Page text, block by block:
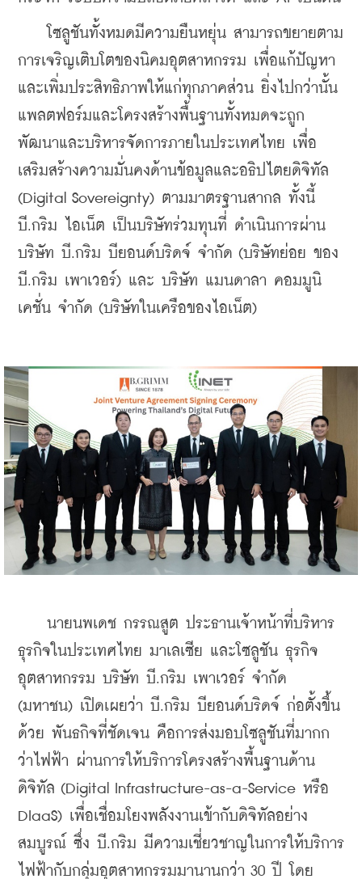
โซลูชันทั้งหมดมีความยืนหยุ่น สามารถขยายตาม
การเจริญเติบโตของนิคมอุตสาหกรรม เพื่อแก้ปัญหา
และเพิ่มประสิทธิภาพให้แก่ทุกภาคส่วน ยิ่งไปกว่านั้น
แพลตฟอร์มและโครงสร้างพื้นฐานทั้งหมดจะถูก
พัฒนาและบริหารจัดการภายในประเทศไทย เพื่อ
เสริมสร้างความมั่นคงด้านข้อมูลและอธิปไตยดิจิทัล
(Digital Sovereignty) ตามมาตรฐานสากล ทั้งนี้
บี.กริม ไอเน็ต เป็นบริษัทร่วมทุนที่ ดำเนินการผ่าน
บริษัท บี.กริม บียอนด์บริดจ์ จำกัด (บริษัทย่อย ของ
บี.กริม เพาเวอร์) และ บริษัท แมนดาลา คอมมูนิ
เคชั่น จำกัด (บริษัทในเครือของไอเน็ต)
นายนพเดช กรรณสูต ประธานเจ้าหน้าที่บริหาร
ธุรกิจในประเทศไทย มาเลเซีย และโซลูชัน ธุรกิจ
อุตสาหกรรม บริษัท บี.กริม เพาเวอร์ จำกัด
(มหาชน) เปิดเผยว่า บี.กริม บียอนด์บริดจ์ ก่อตั้งขึ้น
ด้วย พันธกิจที่ชัดเจน คือการส่งมอบโซลูชันที่มากก
ว่าไฟฟ้า ผ่านการให้บริการโครงสร้างพื้นฐานด้าน
ดิจิทัล (Digital Infrastructure-as-a-Service หรือ
DIaaS) เพื่อเชื่อมโยงพลังงานเข้ากับดิจิทัลอย่าง
สมบูรณ์ ซึ่ง บี.กริม มีความเชี่ยวชาญในการให้บริการ
ไฟฟ้ากับกลุ่มอุตสาหกรรมมานานกว่า 30 ปี โดย